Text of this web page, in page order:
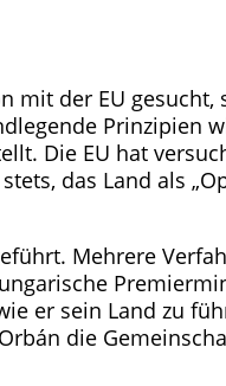
der EU gesucht,
Prinzipien
Die EU hat
das Land als
Mehrere
er sein Land zu
die